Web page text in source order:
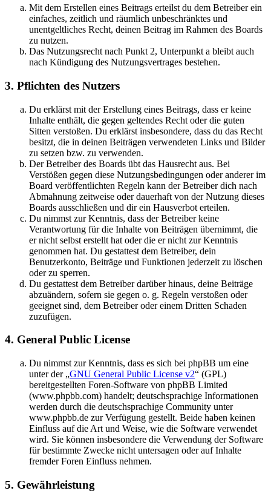
Mit dem Erstellen eines Beitrags erteilst du dem Betreiber ein
einfaches, zeitlich und räumlich unbeschränktes und
unentgeltliches Recht, deinen Beitrag im Rahmen des Boards
zu nutzen.
Das Nutzungsrecht nach Punkt 2, Unterpunkt a bleibt auch
nach Kündigung des Nutzungsvertrages bestehen.
3. Pflichten des Nutzers
Du erklärst mit der Erstellung eines Beitrags, dass er keine
Inhalte enthält, die gegen geltendes Recht oder die guten
Sitten verstoßen. Du erklärst insbesondere, dass du das Recht
besitzt, die in deinen Beiträgen verwendeten Links und Bilder
zu setzen bzw. zu verwenden.
Der Betreiber des Boards übt das Hausrecht aus. Bei
Verstößen gegen diese Nutzungsbedingungen oder anderer im
Board veröffentlichten Regeln kann der Betreiber dich nach
Abmahnung zeitweise oder dauerhaft von der Nutzung dieses
Boards ausschließen und dir ein Hausverbot erteilen.
Du nimmst zur Kenntnis, dass der Betreiber keine
Verantwortung für die Inhalte von Beiträgen übernimmt, die
er nicht selbst erstellt hat oder die er nicht zur Kenntnis
genommen hat. Du gestattest dem Betreiber, dein
Benutzerkonto, Beiträge und Funktionen jederzeit zu löschen
oder zu sperren.
Du gestattest dem Betreiber darüber hinaus, deine Beiträge
abzuändern, sofern sie gegen o. g. Regeln verstoßen oder
geeignet sind, dem Betreiber oder einem Dritten Schaden
zuzufügen.
4. General Public License
Du nimmst zur Kenntnis, dass es sich bei phpBB um eine
unter der „GNU General Public License v2“ (GPL)
bereitgestellten Foren-Software von phpBB Limited
(www.phpbb.com) handelt; deutschsprachige Informationen
werden durch die deutschsprachige Community unter
www.phpbb.de zur Verfügung gestellt. Beide haben keinen
Einfluss auf die Art und Weise, wie die Software verwendet
wird. Sie können insbesondere die Verwendung der Software
für bestimmte Zwecke nicht untersagen oder auf Inhalte
fremder Foren Einfluss nehmen.
5. Gewährleistung